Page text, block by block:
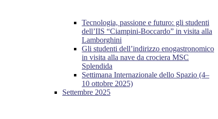
Tecnologia, passione e futuro: gli studenti
dell’IIS “Ciampini-Boccardo” in visita alla
Lamborghini
Gli studenti dell’indirizzo enogastronomico
in visita alla nave da crociera MSC
Splendida
Settimana Internazionale dello Spazio (4–
10 ottobre 2025)
Settembre 2025